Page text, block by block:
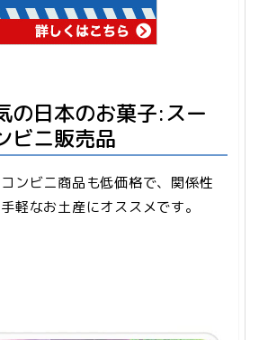
の日本のお菓子:スー
ビニ販売品
ンビニ商品も低価格で、関係性
軽なお土産にオススメです。